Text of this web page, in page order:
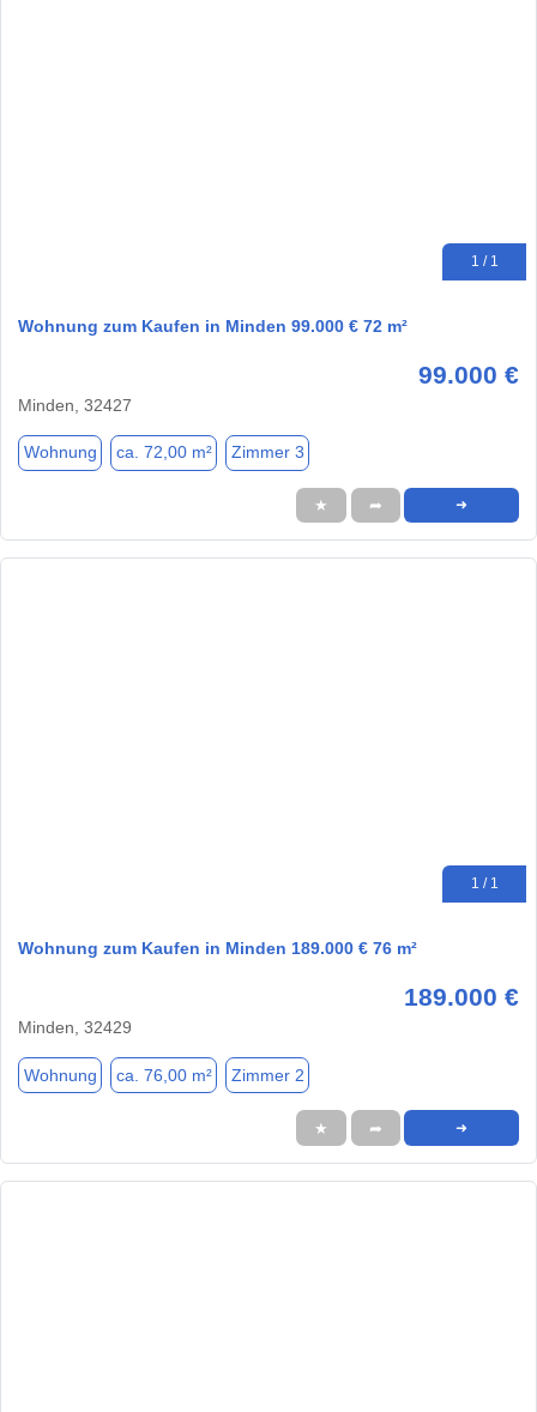
1 / 1
Wohnung zum Kaufen in Minden 99.000 € 72 m²
99.000 €
Minden, 32427
Wohnung ca. 72,00 m² Zimmer 3
★ ➦ ➜
1 / 1
Wohnung zum Kaufen in Minden 189.000 € 76 m²
189.000 €
Minden, 32429
Wohnung ca. 76,00 m² Zimmer 2
★ ➦ ➜